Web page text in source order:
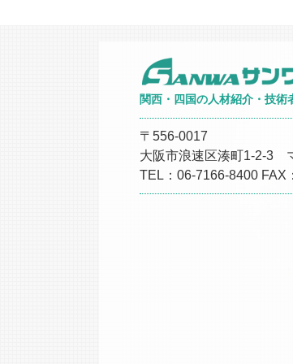
関西・四国の人材紹介・技術
〒556-0017
大阪市浪速区湊町1-2-3
TEL：06-7166-8400 FAX